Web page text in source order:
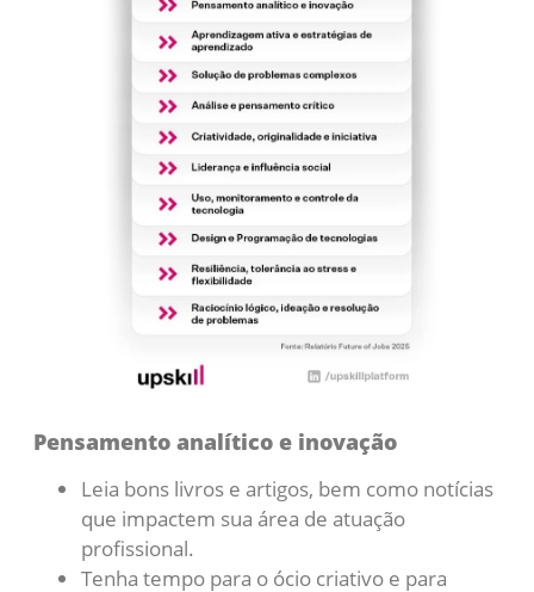
Pensamento analítico e inovação
Leia bons livros e artigos, bem como notícias
que impactem sua área de atuação
profissional.
Tenha tempo para o ócio criativo e para